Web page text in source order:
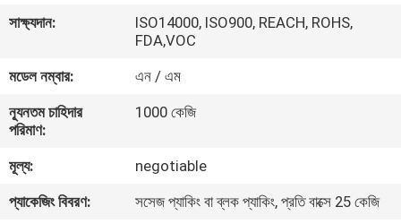
সম্পর্কে
কারখানা
ভ্রমণ
মান
নিয়ন্ত্রণ
সাক্ষ্যদান:
ISO14000, ISO900, REACH, ROHS,
FDA,VOC
মডেল নম্বার:
এন / এম
ন্যূনতম চাহিদার
পরিমাণ:
1000 কেজি
মূল্য:
negotiable
প্যাকেজিং বিবরণ:
সসেজ প্যাকিং বা ব্লক প্যাকিং, প্রতি বাক্সে 25 কেজি